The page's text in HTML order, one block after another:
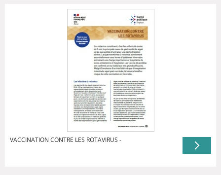
VACCINATION CONTRE LES ROTAVIRUS -